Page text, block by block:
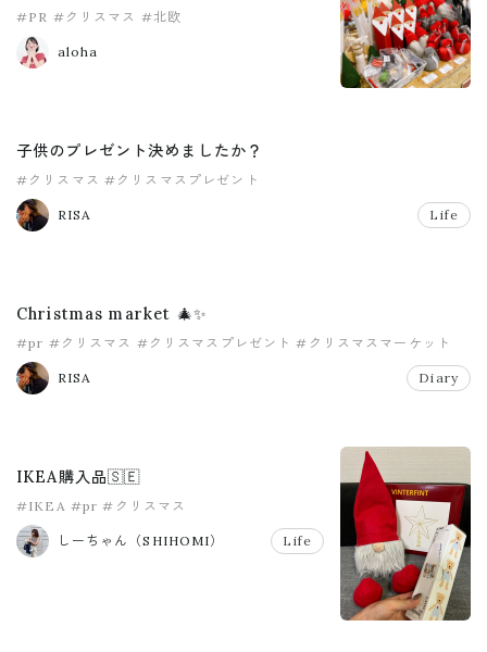
#PR #クリスマス #北欧
aloha
子供のプレゼント決めましたか？
#クリスマス #クリスマスプレゼント
RISA Life
Christmas market 🎄✨
#pr #クリスマス #クリスマスプレゼント #クリスマスマーケット
RISA Diary
IKEA購入品🇸🇪
#IKEA #pr #クリスマス
しーちゃん（SHIHOMI） Life